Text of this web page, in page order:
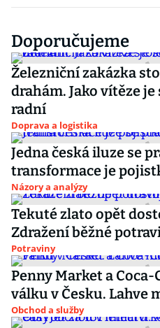
Doporučujeme
Železniční zakázka
drahám. Jako vítěze
radní
Doprava a logistika
Jedna česká iluze se
transformace je
Názory a analýzy
Tekuté zlato opět
Zdražení běžné
Potraviny
Penny Market a
válku v Česku. Lahve
Obchod a služby